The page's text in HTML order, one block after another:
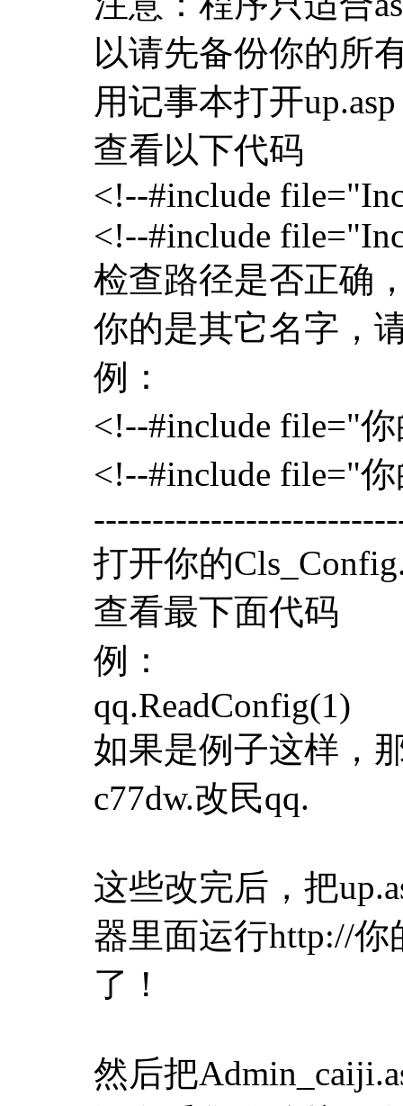
以请先备份你的所
用记事本打开up.asp
查看以下代码
<!--#include
<!--#include
检查路径是否正确
你的是其它名字，
例：
<!--#include file="
<!--#include file="
打开你的
查看最下面代码
例：
qq.ReadConfig(1)
如果是例子这样，
c77dw.改民qq.
这些改完后，把
器里面运行http://
了！
然后把